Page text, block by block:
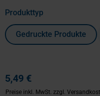
Produkttyp
Gedruckte Produkte
5,49 €
Preise inkl. MwSt. zzgl.